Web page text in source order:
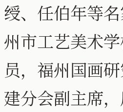
绶、任伯年等
州市工艺美术
员，福州国画
建分会副主席